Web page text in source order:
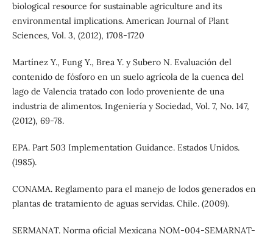
biological resource for sustainable agriculture and its
environmental implications. American Journal of Plant
Sciences, Vol. 3, (2012), 1708-1720
Martínez Y., Fung Y., Brea Y. y Subero N. Evaluación del
contenido de fósforo en un suelo agrícola de la cuenca del
lago de Valencia tratado con lodo proveniente de una
industria de alimentos. Ingeniería y Sociedad, Vol. 7, No. 147,
(2012), 69-78.
EPA. Part 503 Implementation Guidance. Estados Unidos.
(1985).
CONAMA. Reglamento para el manejo de lodos generados en
plantas de tratamiento de aguas servidas. Chile. (2009).
SERMANAT. Norma oficial Mexicana NOM-004-SEMARNAT-